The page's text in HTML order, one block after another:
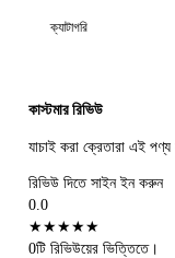
ক্যাটাগরি
কাস্টমার রিভিউ
যাচাই করা ক্রেতারা এই পণ্য
রিভিউ দিতে সাইন ইন করুন
0.0
★★★★★
0টি রিভিউয়ের ভিত্তিতে।